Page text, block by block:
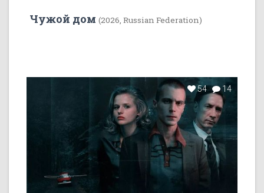
Чужой дом (2026, Russian Federation)
54 14